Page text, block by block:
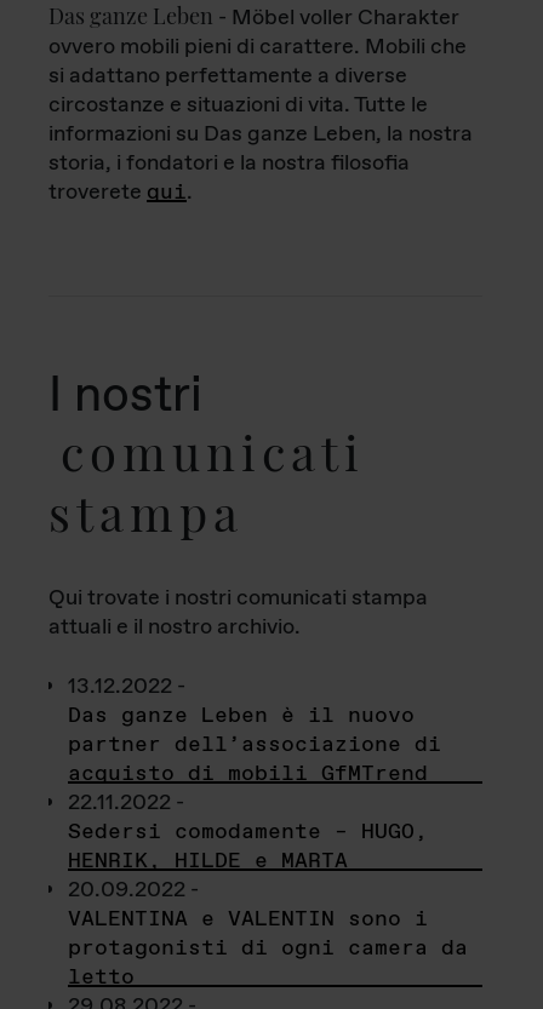
Das ganze Leben - Möbel voller Charakter
ovvero mobili pieni di carattere. Mobili che
si adattano perfettamente a diverse
circostanze e situazioni di vita. Tutte le
informazioni su Das ganze Leben, la nostra
storia, i fondatori e la nostra filosofia
troverete qui.
I nostri
comunicati
stampa
Qui trovate i nostri comunicati stampa
attuali e il nostro archivio.
13.12.2022 -
Das ganze Leben è il nuovo
partner dell’associazione di
acquisto di mobili GfMTrend
22.11.2022 -
Sedersi comodamente – HUGO,
HENRIK, HILDE e MARTA
20.09.2022 -
VALENTINA e VALENTIN sono i
protagonisti di ogni camera da
letto